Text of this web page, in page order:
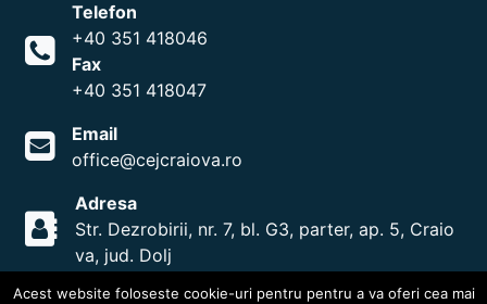
Telefon
+40 351 418046
Fax
+40 351 418047
Email
office@cejcraiova.ro
Adresa
Str. Dezrobirii, nr. 7, bl. G3, parter, ap. 5, Craio
va, jud. Dolj
Acest website foloseste cookie-uri pentru pentru a va oferi cea mai